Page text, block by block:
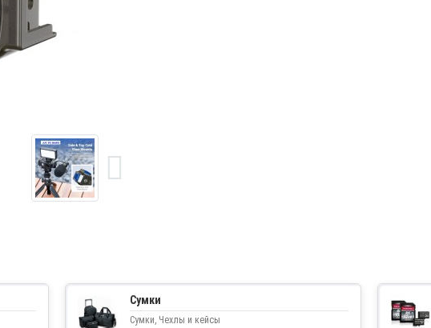
Сумки
Сумки, Чехлы и кейсы